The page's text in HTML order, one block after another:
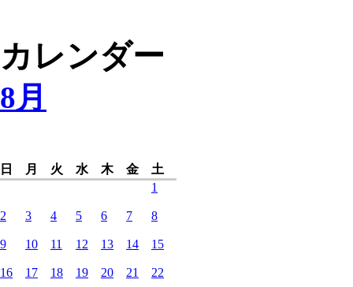
カレンダー
8月
日 月 火 水 木 金
土
1
2 3 4 5 6 7 8
9 10 11 12 13 14 15
16 17 18 19 20 21 22